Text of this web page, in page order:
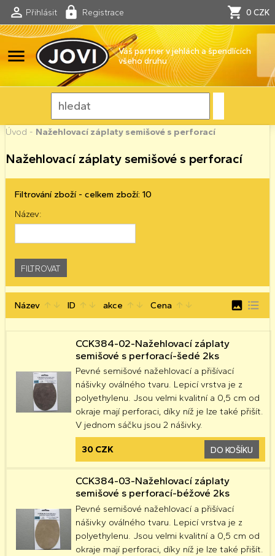
Přihlásit Registrace 0 CZK
menu
Váš partner v jehlách a špendlících
všeho druhu
Úvod - Nažehlovací záplaty semišové s perforací
Nažehlovací záplaty semišové s perforací
Filtrování zboží - celkem zboží: 10
Název:
Název arrow_upward arrow_downward ID arrow_upward arrow_downward akce arrow_upward arrow_downward Cena arrow_upward arrow_downward image format_list_bulleted
CCK384-02-Nažehlovací záplaty
semišové s perforací-šedé 2ks
Pevné semišové nažehlovací a přišívací
nášivky oválného tvaru. Lepicí vrstva je z
polyethylenu. Jsou velmi kvalitní a 0,5 cm od
okraje mají perforaci, díky níž je lze také přišít.
V jednom sáčku jsou 2 nášivky.
30 CZK DO KOŠÍKU
CCK384-03-Nažehlovací záplaty
semišové s perforací-béžové 2ks
Pevné semišové nažehlovací a přišívací
nášivky oválného tvaru. Lepicí vrstva je z
polyethylenu. Jsou velmi kvalitní a 0,5 cm od
okraje mají perforaci, díky níž je lze také přišít.